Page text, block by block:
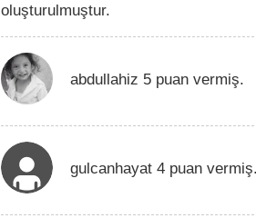
oluşturulmuştur.
abdullahiz 5 puan vermiş.
gulcanhayat 4 puan vermiş.